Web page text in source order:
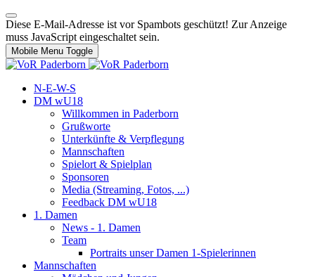
Diese E-Mail-Adresse ist vor Spambots geschützt! Zur Anzeige
muss JavaScript eingeschaltet sein.
Mobile Menu Toggle
N-E-W-S
DM wU18
Willkommen in Paderborn
Grußworte
Unterkünfte & Verpflegung
Mannschaften
Spielort & Spielplan
Sponsoren
Media (Streaming, Fotos, ...)
Feedback DM wU18
1. Damen
News - 1. Damen
Team
Portraits unser Damen 1-Spielerinnen
Mannschaften